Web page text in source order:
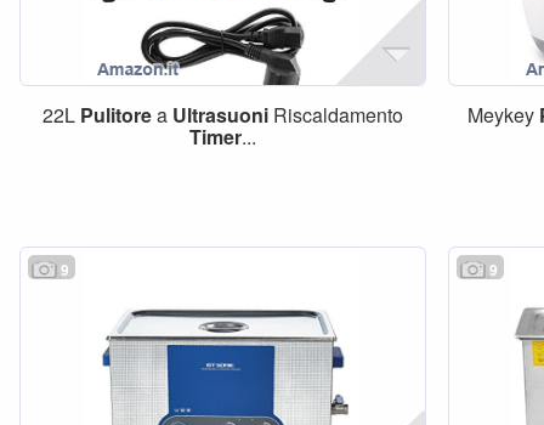
22L Pulitorea UltrasuoniRiscaldamento
Timer...
Meykey
9 9